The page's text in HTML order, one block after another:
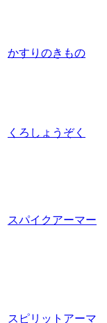
かすりのきもの
くろしょうぞく
スパイクアーマー
スピリットアーマ